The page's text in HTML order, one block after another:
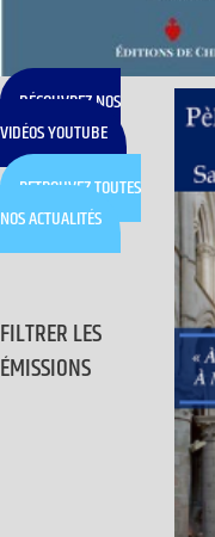
DÉCOUVREZ NOS
VIDÉOS YOUTUBE
RETROUVEZ TOUTES
NOS ACTUALITÉS
FILTRER LES
ÉMISSIONS